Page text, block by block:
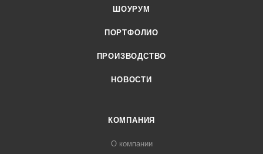
ШОУРУМ
ПОРТФОЛИО
ПРОИЗВОДСТВО
НОВОСТИ
КОМПАНИЯ
О компании